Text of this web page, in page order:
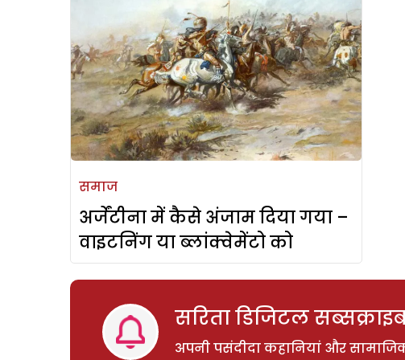
समाज
अर्जेंटीना में कैसे अंजाम दिया गया –
वाइटनिंग या ब्लांक्वेमेंटो को
सरिता डिजिटल
अपनी पसंदीदा कहानियां और